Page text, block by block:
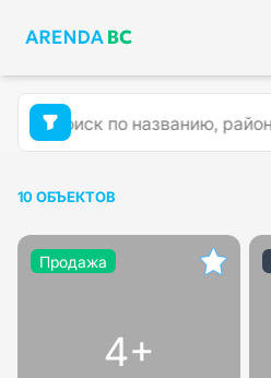
10 ОБЪЕКТОВ
Продажа
4+